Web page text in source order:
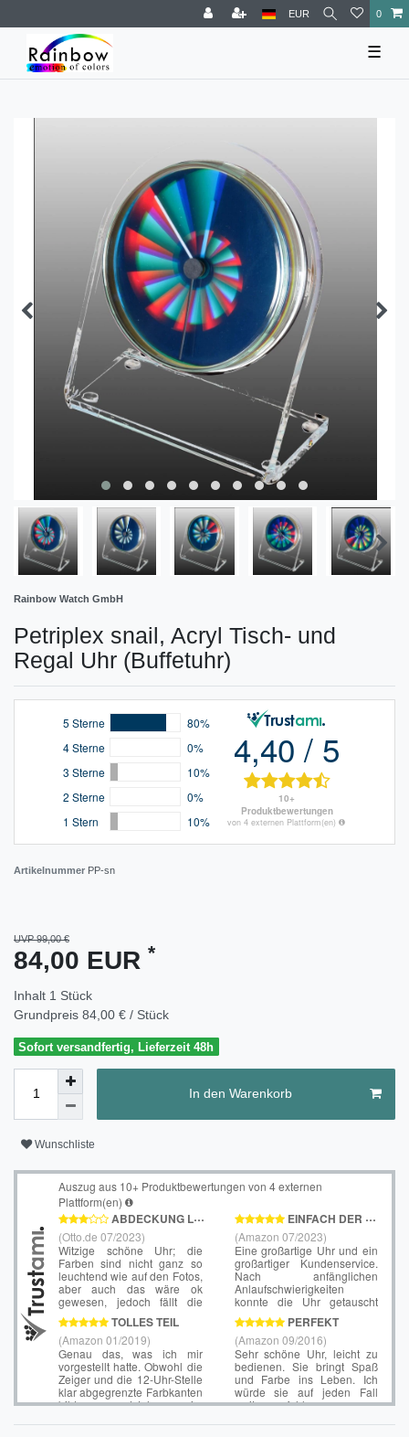
EUR 0
☰
Rainbow Watch GmbH
Petriplex snail, Acryl Tisch- und
Regal Uhr (Buffetuhr)
Artikelnummer PP-sn
UVP 99,00 €
84,00 EUR *
Inhalt 1 Stück
Grundpreis 84,00 € / Stück
Sofort versandfertig, Lieferzeit 48h
In den Warenkorb
Wunschliste